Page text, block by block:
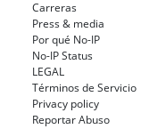
Carreras
Press & media
Por qué No-IP
No-IP Status
LEGAL
Términos de Servicio
Privacy policy
Reportar Abuso